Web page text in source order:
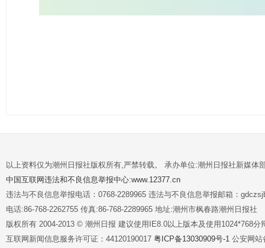
以上资料仅为潮州日报社版权所有,严禁转载。 承办单位:潮州日报社新媒体
中国互联网违法和不良信息举报中心:www.12377.cn
违法与不良信息举报电话：0768-2289965 违法与不良信息举报邮箱：
电话:86-768-2262755 传真:86-768-2289965 地址:潮州市枫春路潮州日报社
版权所有 2004-2013 © 潮州日报 建议使用IE8.0以上版本及使用1024*768分
互联网新闻信息服务许可证：44120190017 粤ICP备13030909号-1 公安网站